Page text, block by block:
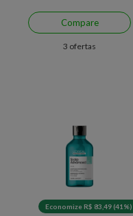
Compare
3 ofertas
Economize R$ 83,49 (41%)